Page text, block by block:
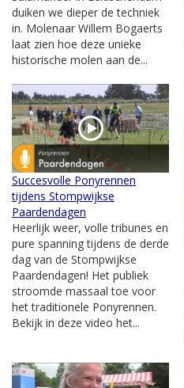
duiken we dieper de techniek
in. Molenaar Willem Bogaerts
laat zien hoe deze unieke
historische molen aan de...
Succesvolle Ponyrennen
tijdens Stompwijkse
Paardendagen
Heerlijk weer, volle tribunes en
pure spanning tijdens de derde
dag van de Stompwijkse
Paardendagen! Het publiek
stroomde massaal toe voor
het traditionele Ponyrennen.
Bekijk in deze video het...